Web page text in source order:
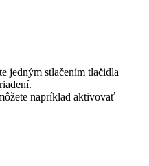
jedným stlačením tlačidla
napríklad aktivovať